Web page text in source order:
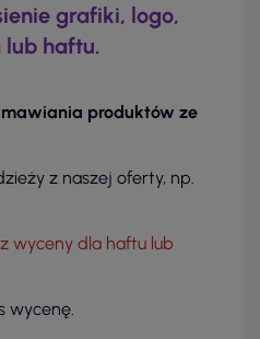
grafiki, logo,
lub haftu.
produktów ze
z naszej oferty, np.
wyceny dla haftu lub
wycenę.